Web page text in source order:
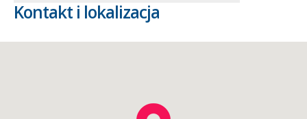
Kontakt i lokalizacja